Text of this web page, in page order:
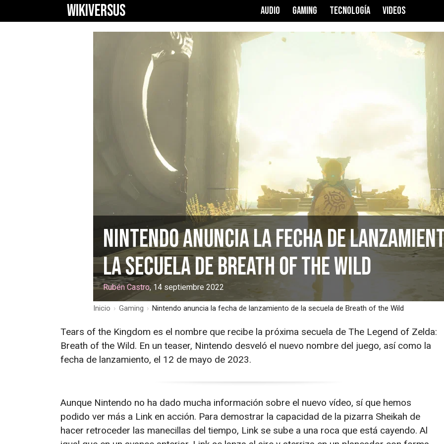
WIKIVERSUS AUDIO GAMING TECNOLOGÍA VIDEOS
Nintendo anuncia la fecha de
la secuela de Breath of the Wild
Rubén Castro, 14 septiembre 2022
Inicio › Gaming › Nintendo anuncia la fecha de lanzamiento de la secuela de Breath of the Wild
Tears of the Kingdom es el nombre que recibe la próxima secuela de The Legend of Zelda:
Breath of the Wild. En un teaser, Nintendo desveló el nuevo nombre del juego, así como la
fecha de lanzamiento, el 12 de mayo de 2023.
Aunque Nintendo no ha dado mucha información sobre el nuevo vídeo, sí que hemos
podido ver más a Link en acción. Para demostrar la capacidad de la pizarra Sheikah de
hacer retroceder las manecillas del tiempo, Link se sube a una roca que está cayendo. Al